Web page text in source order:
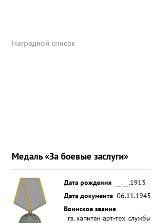
Наградной список
Медаль «За боевые заслуги»
Дата рождения
__.__.1913
Дата документа 06.11.1945
Воинское звание
гв. капитан арт.-тех. службы